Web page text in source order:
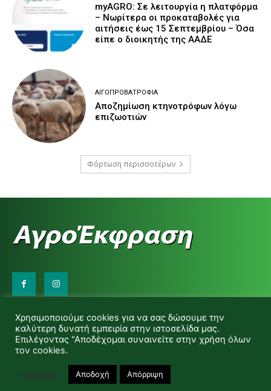
myAGRO: Σε λειτουργία η πλατφόρμα
– Νωρίτερα οι προκαταβολές για
αιτήσεις έως 15 Σεπτεμβρίου – Όσα
είπε ο διοικητής της ΑΑΔΕ
ΑΙΓΟΠΡΟΒΑΤΡΟΦΊΑ
Αποζημίωση κτηνοτρόφων λόγω
επιζωοτιών
Φόρτωση περισσοτέρων
d.makas@yahoo.gr
info@agrofitro.gr
Μακάς Ντίνος
Χρησιμοποιούμε cookies για να σας δώσουμε την
καλύτερη δυνατή εμπειρία στην ιστοσελίδα μας.
Επιλέγοντας "Αποδέχομαι συναινείτε στην χρήση όλων
τον cookies.
Ρυθμίσεις Αποδοχή Απόρριψη